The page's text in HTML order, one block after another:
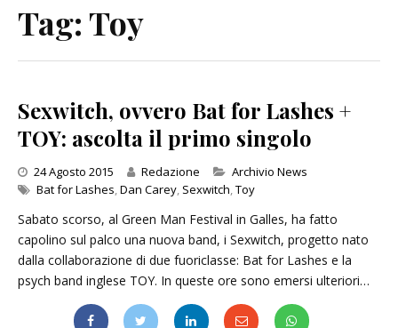
Tag:Toy
Sexwitch, ovvero Bat for Lashes +
TOY: ascolta il primo singolo
24 Agosto 2015 Redazione Categories
Archivio News
Bat for Lashes,Dan Carey, Sexwitch,Toy
Sabato scorso, al Green Man Festival in Galles, ha fatto
capolino sul palco una nuova band, i Sexwitch, progetto nato
dalla collaborazione di due fuoriclasse: Bat for Lashes e la
psych band inglese TOY. In queste ore sono emersi ulteriori…